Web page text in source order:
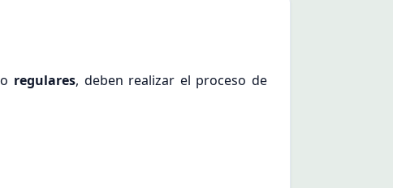
regulares, deben realizar el proceso de